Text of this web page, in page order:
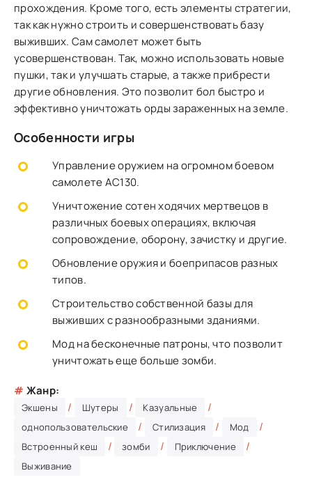
прохождения. Кроме того, есть элементы стратегии,
так как нужно строить и совершенствовать базу
выживших. Сам самолет может быть
усовершенствован. Так, можно использовать новые
пушки, так и улучшать старые, а также прибрести
другие обновления. Это позволит бол быстро и
эффективно уничтожать орды зараженных на земле.
Особенности игры
Управление оружием на огромном боевом
самолете AC130.
Уничтожение сотен ходячих мертвецов в
различных боевых операциях, включая
сопровождение, оборону, зачистку и другие.
Обновление оружия и боеприпасов разных
типов.
Строительство собственной базы для
выживших с разнообразными зданиями.
Мод на бесконечные патроны, что позволит
уничтожать еще больше зомби.
# Жанр:
Экшены / Шутеры / Казуальные /
однопользовательские / Стилизация / Мод /
Встроенный кеш / зомби / Приключение /
Выживание